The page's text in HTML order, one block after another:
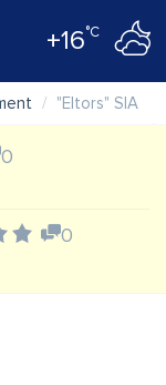
+16°C
"Eltors" SIA
0
0